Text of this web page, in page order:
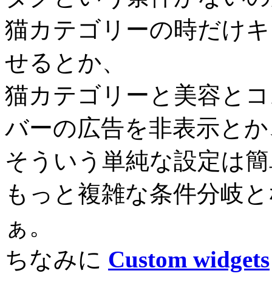
猫カテゴリーの時だけ
せるとか、
猫カテゴリーと美容と
バーの広告を非表示と
そういう単純な設定は
もっと複雑な条件分岐
ぁ。
ちなみに Custom widgets